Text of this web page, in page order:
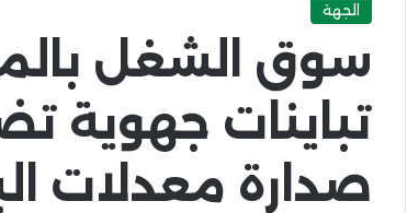
الجهة
تباينات جهوية
صدارة معدلات